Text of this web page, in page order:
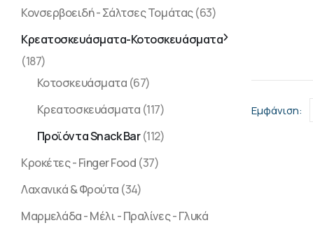
Εμφάνιση:
Κονσερβοειδή - Σάλτσες Τομάτας(63)
Κρεατοσκευάσματα-Κοτοσκευάσματα
(187)
Κοτοσκευάσματα (67)
Κρεατοσκευάσματα (117)
Προϊόντα Snack Bar (112)
Κροκέτες - Finger Food (37)
Λαχανικά & Φρούτα (34)
Μαρμελάδα - Μέλι - Πραλίνες - Γλυκά